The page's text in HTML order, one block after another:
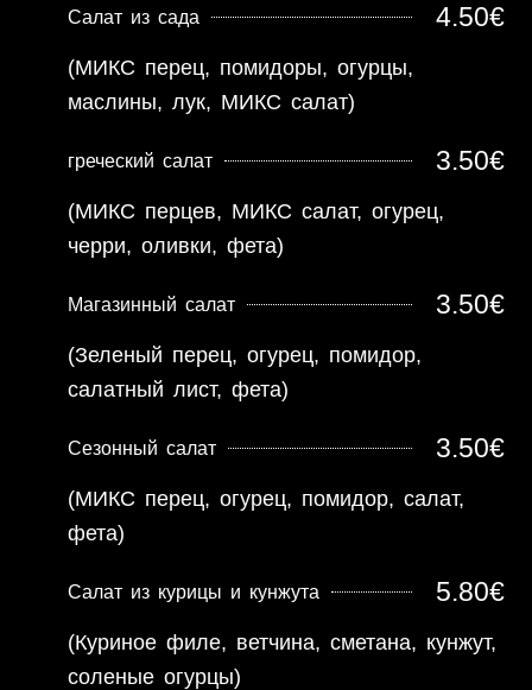
Салат из сада 4.50€
(МИКС перец, помидоры, огурцы,
маслины, лук, МИКС салат)
греческий салат 3.50€
(МИКС перцев, МИКС салат, огурец,
черри, оливки, фета)
Магазинный салат 3.50€
(Зеленый перец, огурец, помидор,
салатный лист, фета)
Сезонный салат 3.50€
(МИКС перец, огурец, помидор, салат,
фета)
Салат из курицы и кунжута 5.80€
(Куриное филе, ветчина, сметана, кунжут,
соленые огурцы)